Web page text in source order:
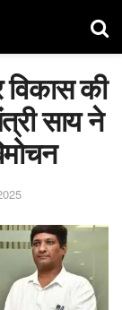
विकास की
साय ने